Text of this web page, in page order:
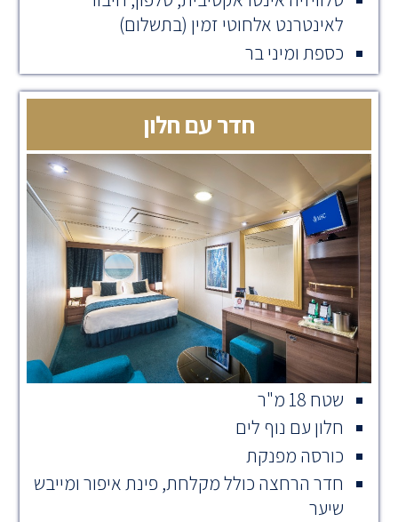
לאינטרנט אלחוטי זמין (בתשלום)
כספת ומיני בר
חדר עם חלון
שטח 18 מ"ר
חלון עם נוף לים
כורסה מפנקת
חדר הרחצה כולל מקלחת, פינת איפור ומייבש
שיער